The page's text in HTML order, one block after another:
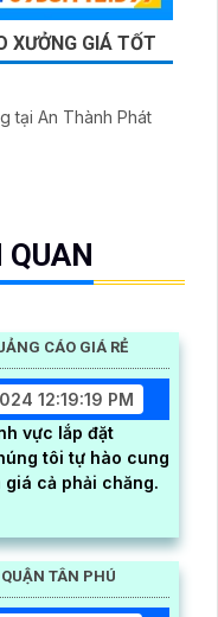
XƯỞNG GIÁ TỐT
tại An Thành Phát
CÁO GIÁ RẺ
12:19:19 PM
vực lắp đặt
tôi tự hào cung
cả phải chăng.
TÂN PHÚ